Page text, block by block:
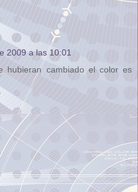
2009 a las 10:01
hubieran cambiado el color es